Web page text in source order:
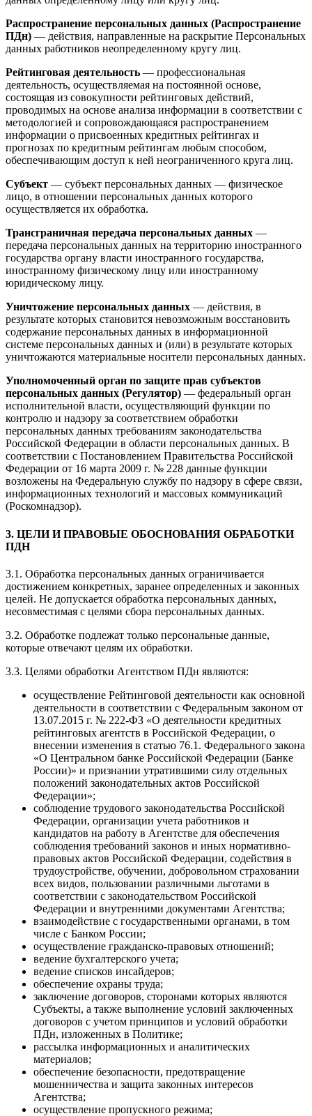
Распространение персональных данных (Распространение
ПДн) — действия, направленные на раскрытие Персональных
данных работников неопределенному кругу лиц.
Рейтинговая деятельность — профессиональная
деятельность, осуществляемая на постоянной основе,
состоящая из совокупности рейтинговых действий,
проводимых на основе анализа информации в соответствии с
методологией и сопровождающаяся распространением
информации о присвоенных кредитных рейтингах и
прогнозах по кредитным рейтингам любым способом,
обеспечивающим доступ к ней неограниченного круга лиц.
Субъект — субъект персональных данных — физическое
лицо, в отношении персональных данных которого
осуществляется их обработка.
Трансграничная передача персональных данных —
передача персональных данных на территорию иностранного
государства органу власти иностранного государства,
иностранному физическому лицу или иностранному
юридическому лицу.
Уничтожение персональных данных — действия, в
результате которых становится невозможным восстановить
содержание персональных данных в информационной
системе персональных данных и (или) в результате которых
уничтожаются материальные носители персональных данных.
Уполномоченный орган по защите прав субъектов
персональных данных (Регулятор) — федеральный орган
исполнительной власти, осуществляющий функции по
контролю и надзору за соответствием обработки
персональных данных требованиям законодательства
Российской Федерации в области персональных данных. В
соответствии с Постановлением Правительства Российской
Федерации от 16 марта 2009 г. № 228 данные функции
возложены на Федеральную службу по надзору в сфере связи,
информационных технологий и массовых коммуникаций
(Роскомнадзор).
3. ЦЕЛИ И ПРАВОВЫЕ ОБОСНОВАНИЯ ОБРАБОТКИ
ПДН
3.1. Обработка персональных данных ограничивается
достижением конкретных, заранее определенных и законных
целей. Не допускается обработка персональных данных,
несовместимая с целями сбора персональных данных.
3.2. Обработке подлежат только персональные данные,
которые отвечают целям их обработки.
3.3. Целями обработки Агентством ПДн являются:
осуществление Рейтинговой деятельности как основной
деятельности в соответствии с Федеральным законом от
13.07.2015 г. № 222-ФЗ «О деятельности кредитных
рейтинговых агентств в Российской Федерации, о
внесении изменения в статью 76.1. Федерального закона
«О Центральном банке Российской Федерации (Банке
России)» и признании утратившими силу отдельных
положений законодательных актов Российской
Федерации»;
соблюдение трудового законодательства Российской
Федерации, организации учета работников и
кандидатов на работу в Агентстве для обеспечения
соблюдения требований законов и иных нормативно-
правовых актов Российской Федерации, содействия в
трудоустройстве, обучении, добровольном страховании
всех видов, пользовании различными льготами в
соответствии с законодательством Российской
Федерации и внутренними документами Агентства;
взаимодействие с государственными органами, в том
числе с Банком России;
осуществление гражданско-правовых отношений;
ведение бухгалтерского учета;
ведение списков инсайдеров;
обеспечение охраны труда;
заключение договоров, сторонами которых являются
Субъекты, а также выполнение условий заключенных
договоров с учетом принципов и условий обработки
ПДн, изложенных в Политике;
рассылка информационных и аналитических
материалов;
обеспечение безопасности, предотвращение
мошенничества и защита законных интересов
Агентства;
осуществление пропускного режима;